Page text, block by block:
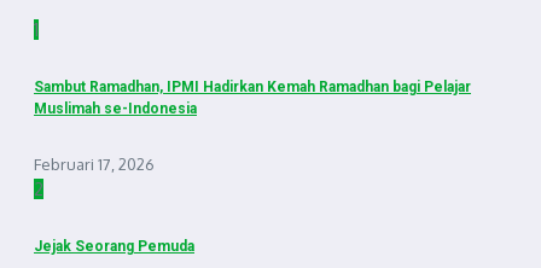
1
Sambut Ramadhan, IPMI Hadirkan Kemah Ramadhan bagi Pelajar
Muslimah se-Indonesia
Februari 17, 2026
2
Jejak Seorang Pemuda